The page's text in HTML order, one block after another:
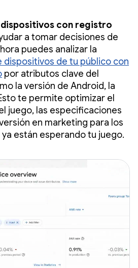
dispositivos con registro
a tomar decisiones de
puedes analizar la
dispositivos de tu público con
por atributos clave del
la versión de Android, la
te permite optimizar el
juego, las especificaciones
en marketing para los
están esperando tu juego.